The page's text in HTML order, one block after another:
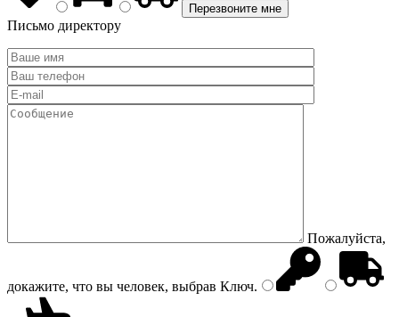
Письмо директору
Пожалуйста,
докажите, что вы человек, выбрав Ключ.